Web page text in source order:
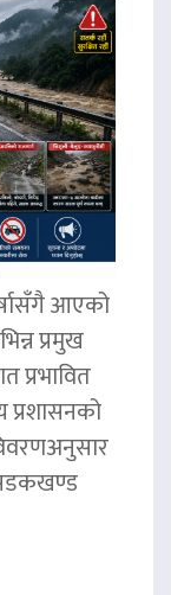
आएको
प्रमुख
प्रभावित
प्रशासनको
सडकखण्ड